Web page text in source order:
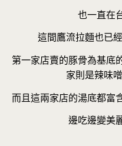
也一直在
這間鷹流拉麵也已
第一家店賣的豚骨為基底
家則是辣味
而且這兩家店的湯底都富
邊吃邊變美